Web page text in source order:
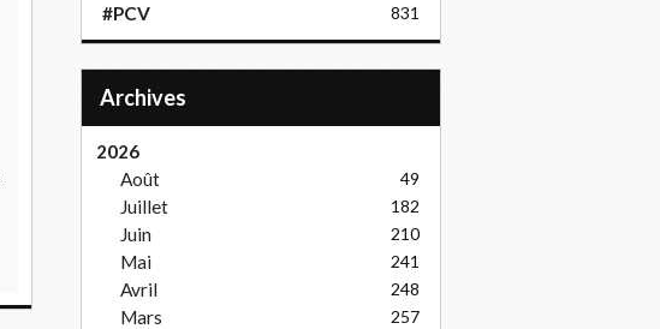
#PCV 831
Archives
2026
Août
49
Juillet 182
Juin 210
Mai 241
Avril 248
Mars 257